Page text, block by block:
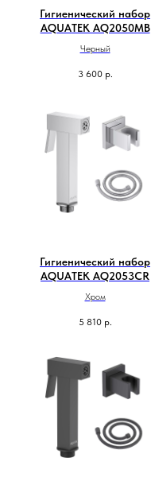
Гигиенический набор
AQUATEK AQ2050MB
Черный
3 600 р.
Гигиенический набор
AQUATEK AQ2053CR
Хром
5 810 р.